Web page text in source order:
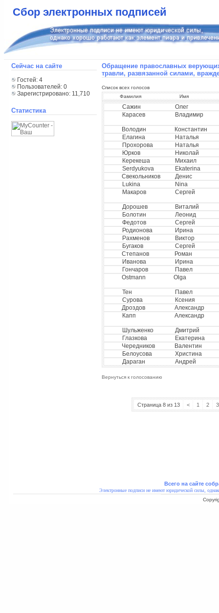
Сбор электронных подписей
Сейчас на сайте
Гостей: 4
Пользователей: 0
Зарегистрировано: 11,710
Статистика
Обращение православных
травли, развязанной силами,
Список всех голосов
Фамилия
Имя
Сажин
Олег
Карасев
Владимир
Володин
Константин
Елагина
Наталья
Прохорова
Наталья
Юрков
Николай
Керекеша
Михаил
Serdyukova
Ekaterina
Свекольников
Денис
Lukina
Nina
Макаров
Сергей
Дорошев
Виталий
Болотин
Леонид
Федотов
Сергей
Родионова
Ирина
Рахменов
Виктор
Бугаков
Сергей
Степанов
Роман
Иванова
Ирина
Гончаров
Павел
Ostmann
Olga
Тен
Павел
Сурова
Ксения
Дроздов
Александр
Капп
Александр
Шульженко
Дмитрий
Глазкова
Екатерина
Чередников
Валентин
Белоусова
Христина
Дараган
Андрей
Вернуться к голосованию
Страница 8 из 13 < 1 2 3
Всего на сайте
Электронные подписи не имеют юридической силы,